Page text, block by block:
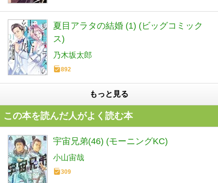
夏目アラタの結婚 (1) (ビッグコミック
ス)
乃木坂太郎
892
もっと見る
この本を読んだ人がよく読む本
宇宙兄弟(46) (モーニングKC)
小山宙哉
309